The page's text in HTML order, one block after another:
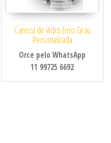
Caneca de Vidro Zero Grau
Personalizada
Orce pelo WhatsApp
11 99725 6692